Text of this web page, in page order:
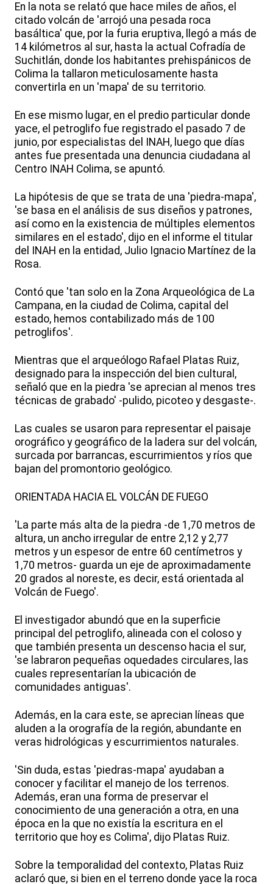
En la nota se relató que hace miles de años, el
citado volcán de 'arrojó una pesada roca
basáltica' que, por la furia eruptiva, llegó a más de
14 kilómetros al sur, hasta la actual Cofradía de
Suchitlán, donde los habitantes prehispánicos de
Colima la tallaron meticulosamente hasta
convertirla en un 'mapa' de su territorio.
En ese mismo lugar, en el predio particular donde
yace, el petroglifo fue registrado el pasado 7 de
junio, por especialistas del INAH, luego que días
antes fue presentada una denuncia ciudadana al
Centro INAH Colima, se apuntó.
La hipótesis de que se trata de una 'piedra-mapa',
'se basa en el análisis de sus diseños y patrones,
así como en la existencia de múltiples elementos
similares en el estado', dijo en el informe el titular
del INAH en la entidad, Julio Ignacio Martínez de la
Rosa.
Contó que 'tan solo en la Zona Arqueológica de La
Campana, en la ciudad de Colima, capital del
estado, hemos contabilizado más de 100
petroglifos'.
Mientras que el arqueólogo Rafael Platas Ruiz,
designado para la inspección del bien cultural,
señaló que en la piedra 'se aprecian al menos tres
técnicas de grabado' -pulido, picoteo y desgaste-.
Las cuales se usaron para representar el paisaje
orográfico y geográfico de la ladera sur del volcán,
surcada por barrancas, escurrimientos y ríos que
bajan del promontorio geológico.
ORIENTADA HACIA EL VOLCÁN DE FUEGO
'La parte más alta de la piedra -de 1,70 metros de
altura, un ancho irregular de entre 2,12 y 2,77
metros y un espesor de entre 60 centímetros y
1,70 metros- guarda un eje de aproximadamente
20 grados al noreste, es decir, está orientada al
Volcán de Fuego'.
El investigador abundó que en la superficie
principal del petroglifo, alineada con el coloso y
que también presenta un descenso hacia el sur,
'se labraron pequeñas oquedades circulares, las
cuales representarían la ubicación de
comunidades antiguas'.
Además, en la cara este, se aprecian líneas que
aluden a la orografía de la región, abundante en
veras hidrológicas y escurrimientos naturales.
'Sin duda, estas 'piedras-mapa' ayudaban a
conocer y facilitar el manejo de los terrenos.
Además, eran una forma de preservar el
conocimiento de una generación a otra, en una
época en la que no existía la escritura en el
territorio que hoy es Colima', dijo Platas Ruiz.
Sobre la temporalidad del contexto, Platas Ruiz
aclaró que, si bien en el terreno donde yace la roca